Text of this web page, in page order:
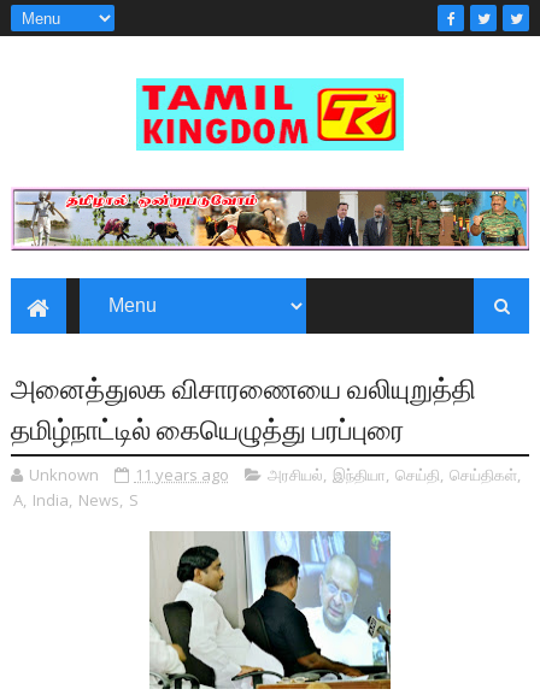
அனைத்துலக விசாரணையை வலியுறுத்தி
தமிழ்நாட்டில் கையெழுத்து பரப்புரை
Unknown 11 years ago அரசியல், இந்தியா, செய்தி, செய்திகள்,
A, India, News, S